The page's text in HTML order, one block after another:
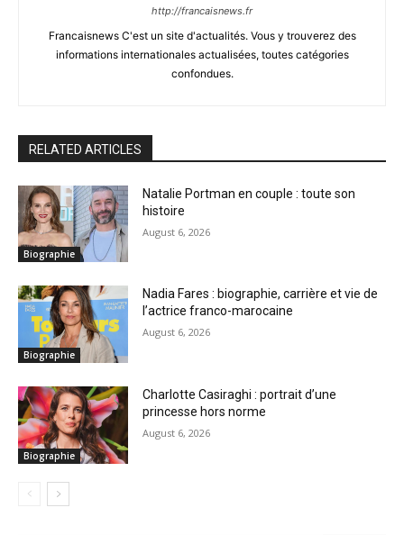
http://francaisnews.fr
Francaisnews C'est un site d'actualités. Vous y trouverez des
informations internationales actualisées, toutes catégories
confondues.
RELATED ARTICLES
Biographie
Natalie Portman en couple : toute son
histoire
August 6, 2026
Biographie
Nadia Fares : biographie, carrière et vie de
l’actrice franco-marocaine
August 6, 2026
Biographie
Charlotte Casiraghi : portrait d’une
princesse hors norme
August 6, 2026